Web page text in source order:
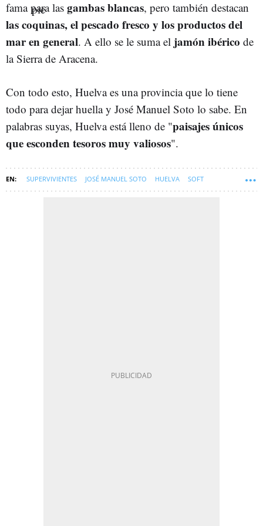
fama para las gambas blancas, pero también destacan
las coquinas, el pescado fresco y los productos del
mar en general. A ello se le suma el jamón ibérico de
la Sierra de Aracena.
Con todo esto, Huelva es una provincia que lo tiene
todo para dejar huella y José Manuel Soto lo sabe. En
palabras suyas, Huelva está lleno de "paisajes únicos
que esconden tesoros muy valiosos".
SUPERVIVIENTES JOSÉ MANUEL SOTO HUELVA SOFT